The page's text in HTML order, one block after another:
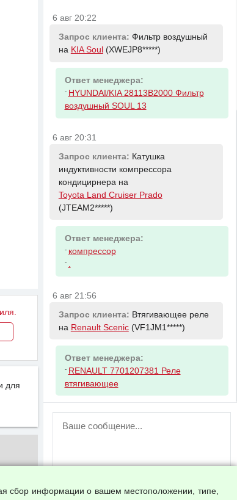
для
сбор информации о вашем местоположении, типе,
6 авг 20:22
Запрос клиента: Фильтр воздушный
на KIA Soul (XWEJP8*****)
Ответ менеджера:
- HYUNDAI/KIA 28113B2000 Фильтр
воздушный SOUL 13
6 авг 20:31
Запрос клиента: Катушка
индуктивности компрессора
кондицирнера на
Toyota Land Cruiser Prado
(JTEAM2*****)
Ответ менеджера:
- компрессор
-
6 авг 21:56
Запрос клиента: Втягивающее реле
на Renault Scenic(VF1JM1*****)
Ответ менеджера:
- RENAULT 7701207381 Реле
втягивающее
ВНИМАНИЕ!
пользователей временно отключена!
аккаунт.